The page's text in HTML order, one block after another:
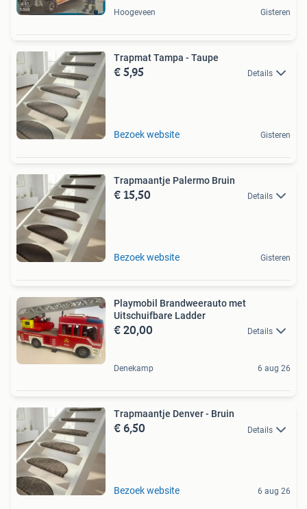
Hoogeveen Gisteren
Trapmat Tampa - Taupe
€ 5,95 Details
Bezoek website Gisteren
Trapmaantje Palermo Bruin
€ 15,50 Details
Bezoek website Gisteren
Playmobil Brandweerauto met
Uitschuifbare Ladder
€ 20,00 Details
Denekamp 6 aug 26
Trapmaantje Denver - Bruin
€ 6,50 Details
Bezoek website 6 aug 26